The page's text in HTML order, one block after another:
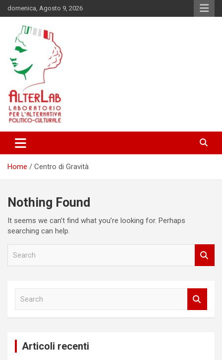
Skip
to
content
domenica, Agosto 9, 2026
AlterLab
Home Centro di Gravità
Nothing Found
It seems we can’t find what you’re looking for. Perhaps
searching can help.
Articoli recenti